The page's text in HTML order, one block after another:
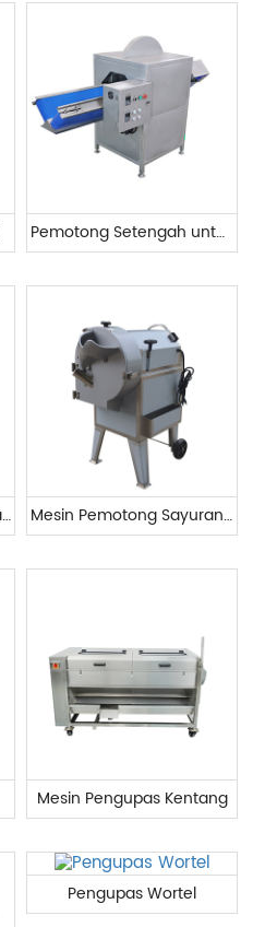
Pemotong Setengah untuk Kubis dan Labu Musim Dingin
Mesin Pemotong Buah dan Sayur Otomatis Mesin Pemotong Sayuran Otomatis
Mesin Pengupas Kentang
Pengupas Wortel